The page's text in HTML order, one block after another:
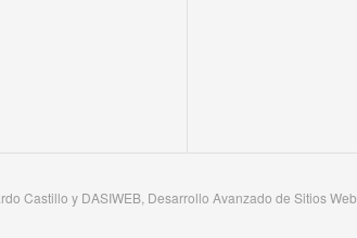
Castillo y DASIWEB, Desarrollo Avanzado de Sitios Web